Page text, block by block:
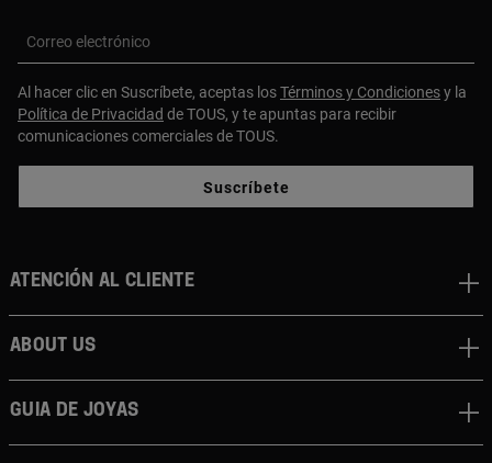
Correo electrónico
Al hacer clic en Suscríbete, aceptas losTérminos y Condicionesy la
Política de Privacidad de TOUS, y te apuntas para recibir
comunicaciones comerciales de TOUS.
Suscríbete
Atención al cliente
About us
Guia de joyas